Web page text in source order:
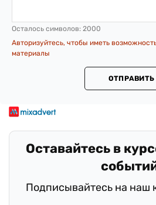
Осталось символов: 2000
Авторизуйтесь, чтобы иметь
материалы
ОТПРАВИТЬ
Оставайтесь в
Подписывайтесь на наш